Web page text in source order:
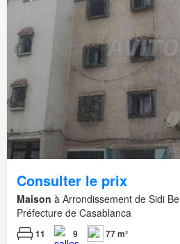
Consulter le prix
Maison à Arrondissement de Sidi
Préfecture de Casablanca
11 9
77 m²